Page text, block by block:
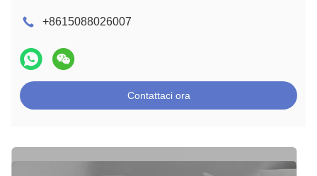
+8615088026007
Contattaci ora